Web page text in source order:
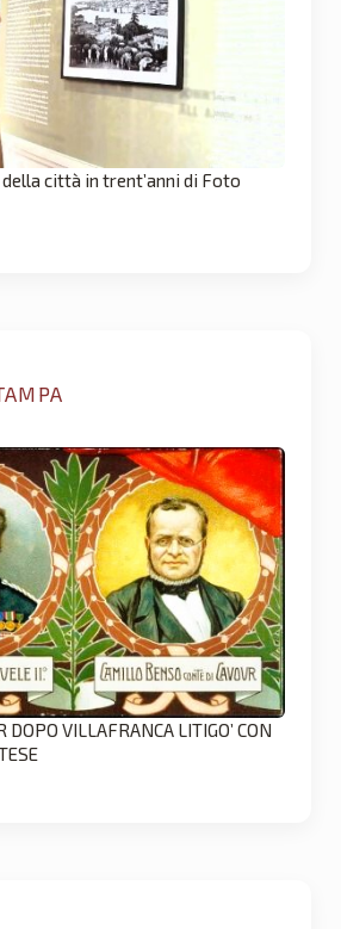
città in trent’anni di Foto
DOPO VILLAFRANCA LITIGO’ CON